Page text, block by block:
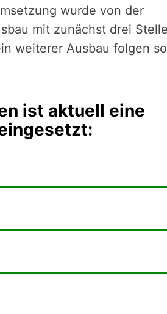
wurde von der
mit zunächst drei
weiterer Ausbau folgen
ist aktuell eine